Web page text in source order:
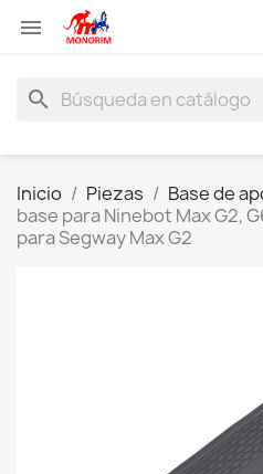

search
Inicio Piezas Base de
base para Ninebot Max G2,
para Segway Max G2